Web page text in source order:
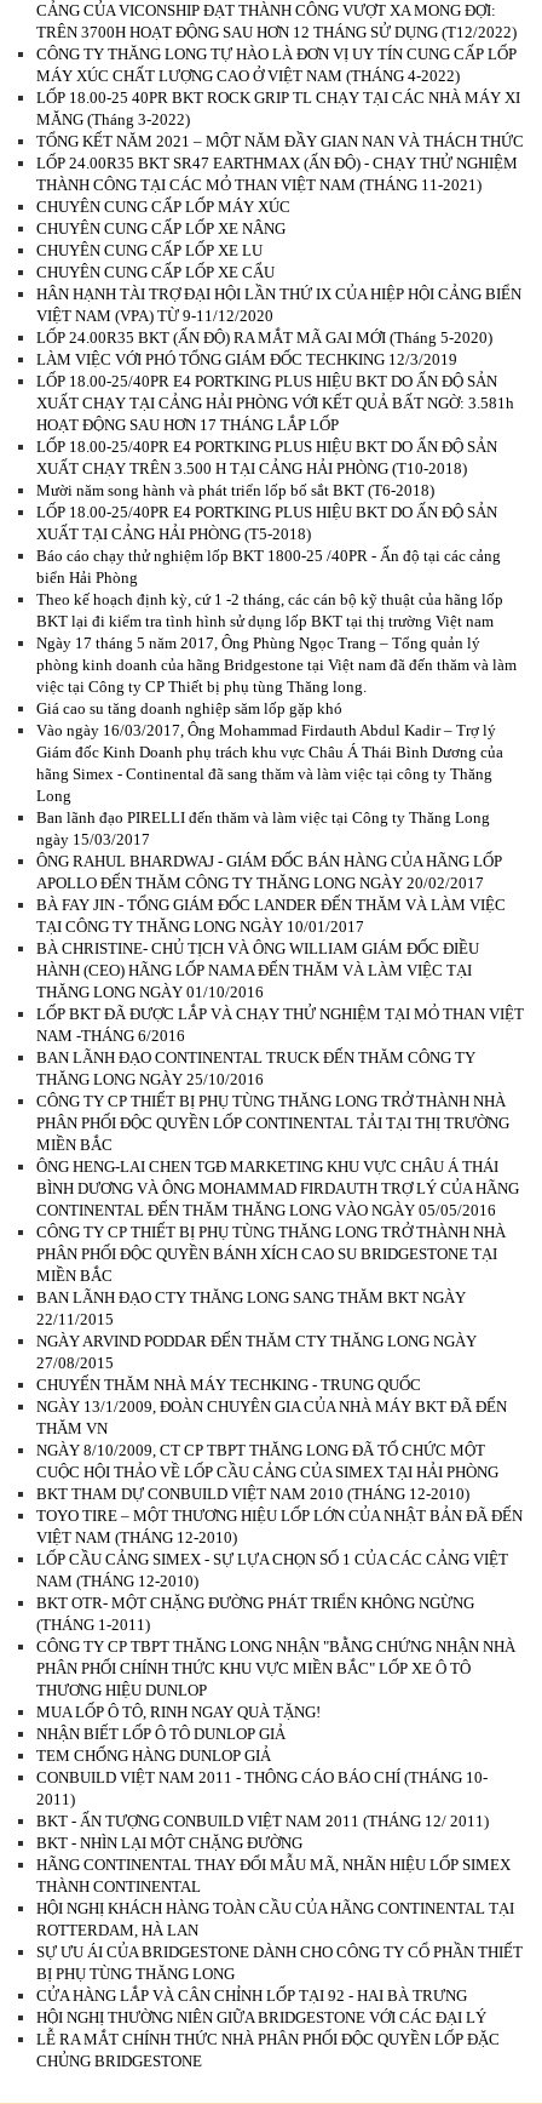
CẢNG CỦA VICONSHIP ĐẠT THÀNH CÔNG VƯỢT XA MONG ĐỢI:
TRÊN 3700H HOẠT ĐỘNG SAU HƠN 12 THÁNG SỬ DỤNG (T12/2022)
CÔNG TY THĂNG LONG TỰ HÀO LÀ ĐƠN VỊ UY TÍN CUNG CẤP LỐP
MÁY XÚC CHẤT LƯỢNG CAO Ở VIỆT NAM (THÁNG 4-2022)
LỐP 18.00-25 40PR BKT ROCK GRIP TL CHẠY TẠI CÁC NHÀ MÁY XI
MĂNG (Tháng 3-2022)
TỔNG KẾT NĂM 2021 – MỘT NĂM ĐẦY GIAN NAN VÀ THÁCH THỨC
LỐP 24.00R35 BKT SR47 EARTHMAX (ẤN ĐỘ) - CHẠY THỬ NGHIỆM
THÀNH CÔNG TẠI CÁC MỎ THAN VIỆT NAM (THÁNG 11-2021)
CHUYÊN CUNG CẤP LỐP MÁY XÚC
CHUYÊN CUNG CẤP LỐP XE NÂNG
CHUYÊN CUNG CẤP LỐP XE LU
CHUYÊN CUNG CẤP LỐP XE CẨU
HÂN HẠNH TÀI TRỢ ĐẠI HỘI LẦN THỨ IX CỦA HIỆP HỘI CẢNG BIỂN
VIỆT NAM (VPA) TỪ 9-11/12/2020
LỐP 24.00R35 BKT (ẤN ĐỘ) RA MẮT MÃ GAI MỚI (Tháng 5-2020)
LÀM VIỆC VỚI PHÓ TỔNG GIÁM ĐỐC TECHKING 12/3/2019
LỐP 18.00-25/40PR E4 PORTKING PLUS HIỆU BKT DO ẤN ĐỘ SẢN
XUẤT CHẠY TẠI CẢNG HẢI PHÒNG VỚI KẾT QUẢ BẤT NGỜ: 3.581h
HOẠT ĐỘNG SAU HƠN 17 THÁNG LẮP LỐP
LỐP 18.00-25/40PR E4 PORTKING PLUS HIỆU BKT DO ẤN ĐỘ SẢN
XUẤT CHẠY TRÊN 3.500 H TẠI CẢNG HẢI PHÒNG (T10-2018)
Mười năm song hành và phát triển lốp bố sắt BKT (T6-2018)
LỐP 18.00-25/40PR E4 PORTKING PLUS HIỆU BKT DO ẤN ĐỘ SẢN
XUẤT TẠI CẢNG HẢI PHÒNG (T5-2018)
Báo cáo chạy thử nghiệm lốp BKT 1800-25 /40PR - Ấn độ tại các cảng
biển Hải Phòng
Theo kế hoạch định kỳ, cứ 1 -2 tháng, các cán bộ kỹ thuật của hãng lốp
BKT lại đi kiểm tra tình hình sử dụng lốp BKT tại thị trường Việt nam
Ngày 17 tháng 5 năm 2017, Ông Phùng Ngọc Trang – Tổng quản lý
phòng kinh doanh của hãng Bridgestone tại Việt nam đã đến thăm và làm
việc tại Công ty CP Thiết bị phụ tùng Thăng long.
Giá cao su tăng doanh nghiệp săm lốp gặp khó
Vào ngày 16/03/2017, Ông Mohammad Firdauth Abdul Kadir – Trợ lý
Giám đốc Kinh Doanh phụ trách khu vực Châu Á Thái Bình Dương của
hãng Simex - Continental đã sang thăm và làm việc tại công ty Thăng
Long
Ban lãnh đạo PIRELLI đến thăm và làm việc tại Công ty Thăng Long
ngày 15/03/2017
ÔNG RAHUL BHARDWAJ - GIÁM ĐỐC BÁN HÀNG CỦA HÃNG LỐP
APOLLO ĐẾN THĂM CÔNG TY THĂNG LONG NGÀY 20/02/2017
BÀ FAY JIN - TỔNG GIÁM ĐỐC LANDER ĐẾN THĂM VÀ LÀM VIỆC
TẠI CÔNG TY THĂNG LONG NGÀY 10/01/2017
BÀ CHRISTINE- CHỦ TỊCH VÀ ÔNG WILLIAM GIÁM ĐỐC ĐIỀU
HÀNH (CEO) HÃNG LỐP NAMA ĐẾN THĂM VÀ LÀM VIỆC TẠI
THĂNG LONG NGÀY 01/10/2016
LỐP BKT ĐÃ ĐƯỢC LẮP VÀ CHẠY THỬ NGHIỆM TẠI MỎ THAN VIỆT
NAM -THÁNG 6/2016
BAN LÃNH ĐẠO CONTINENTAL TRUCK ĐẾN THĂM CÔNG TY
THĂNG LONG NGÀY 25/10/2016
CÔNG TY CP THIẾT BỊ PHỤ TÙNG THĂNG LONG TRỞ THÀNH NHÀ
PHÂN PHỐI ĐỘC QUYỀN LỐP CONTINENTAL TẢI TẠI THỊ TRƯỜNG
MIỀN BẮC
ÔNG HENG-LAI CHEN TGĐ MARKETING KHU VỰC CHÂU Á THÁI
BÌNH DƯƠNG VÀ ÔNG MOHAMMAD FIRDAUTH TRỢ LÝ CỦA HÃNG
CONTINENTAL ĐẾN THĂM THĂNG LONG VÀO NGÀY 05/05/2016
CÔNG TY CP THIẾT BỊ PHỤ TÙNG THĂNG LONG TRỞ THÀNH NHÀ
PHÂN PHỐI ĐỘC QUYỀN BÁNH XÍCH CAO SU BRIDGESTONE TẠI
MIỀN BẮC
BAN LÃNH ĐẠO CTY THĂNG LONG SANG THĂM BKT NGÀY
22/11/2015
NGÀY ARVIND PODDAR ĐẾN THĂM CTY THĂNG LONG NGÀY
27/08/2015
CHUYẾN THĂM NHÀ MÁY TECHKING - TRUNG QUỐC
NGÀY 13/1/2009, ĐOÀN CHUYÊN GIA CỦA NHÀ MÁY BKT ĐÃ ĐẾN
THĂM VN
NGÀY 8/10/2009, CT CP TBPT THĂNG LONG ĐÃ TỔ CHỨC MỘT
CUỘC HỘI THẢO VỀ LỐP CẦU CẢNG CỦA SIMEX TẠI HẢI PHÒNG
BKT THAM DỰ CONBUILD VIỆT NAM 2010 (THÁNG 12-2010)
TOYO TIRE – MỘT THƯƠNG HIỆU LỐP LỚN CỦA NHẬT BẢN ĐÃ ĐẾN
VIỆT NAM (THÁNG 12-2010)
LỐP CẦU CẢNG SIMEX - SỰ LỰA CHỌN SỐ 1 CỦA CÁC CẢNG VIỆT
NAM (THÁNG 12-2010)
BKT OTR- MỘT CHẶNG ĐƯỜNG PHÁT TRIỂN KHÔNG NGỪNG
(THÁNG 1-2011)
CÔNG TY CP TBPT THĂNG LONG NHẬN "BẰNG CHỨNG NHẬN NHÀ
PHÂN PHỐI CHÍNH THỨC KHU VỰC MIỀN BẮC" LỐP XE Ô TÔ
THƯƠNG HIỆU DUNLOP
MUA LỐP Ô TÔ, RINH NGAY QUÀ TẶNG!
NHẬN BIẾT LỐP Ô TÔ DUNLOP GIẢ
TEM CHỐNG HÀNG DUNLOP GIẢ
CONBUILD VIỆT NAM 2011 - THÔNG CÁO BÁO CHÍ (THÁNG 10-
2011)
BKT - ẤN TƯỢNG CONBUILD VIỆT NAM 2011 (THÁNG 12/ 2011)
BKT - NHÌN LẠI MỘT CHẶNG ĐƯỜNG
HÃNG CONTINENTAL THAY ĐỔI MẪU MÃ, NHÃN HIỆU LỐP SIMEX
THÀNH CONTINENTAL
HỘI NGHỊ KHÁCH HÀNG TOÀN CẦU CỦA HÃNG CONTINENTAL TẠI
ROTTERDAM, HÀ LAN
SỰ ƯU ÁI CỦA BRIDGESTONE DÀNH CHO CÔNG TY CỔ PHẦN THIẾT
BỊ PHỤ TÙNG THĂNG LONG
CỬA HÀNG LẮP VÀ CÂN CHỈNH LỐP TẠI 92 - HAI BÀ TRƯNG
HỘI NGHỊ THƯỜNG NIÊN GIỮA BRIDGESTONE VỚI CÁC ĐẠI LÝ
LỄ RA MẮT CHÍNH THỨC NHÀ PHÂN PHỐI ĐỘC QUYỀN LỐP ĐẶC
CHỦNG BRIDGESTONE